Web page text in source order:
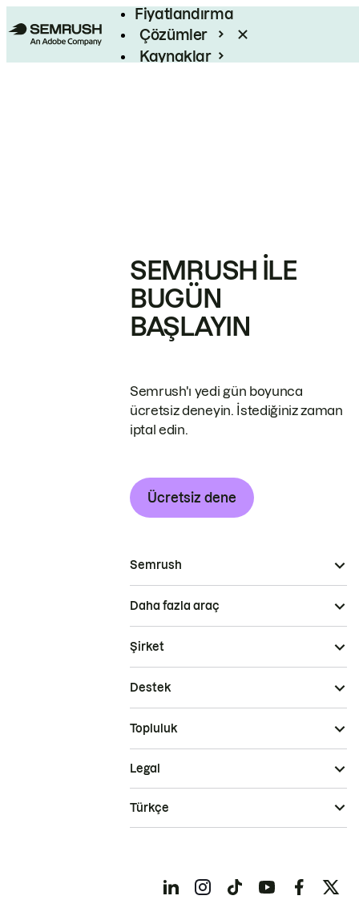
Fiyatlandırma
Çözümler
Kaynaklar
SEMRUSH ILE
BUGÜN
BAŞLAYIN
Semrush'ı yedi gün boyunca
ücretsiz deneyin. İstediğiniz zaman
iptal edin.
Ücretsiz dene
Semrush
Daha fazla araç
Şirket
Destek
Topluluk
Legal
Türkçe